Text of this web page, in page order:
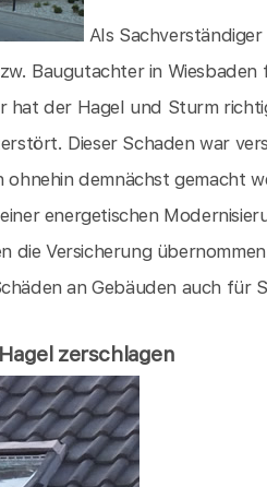
Als
Baugutachter in
hat der Hagel und Sturm
Dieser Schaden war
ohnehin demnächst gemacht
energetischen
die Versicherung
an Gebäuden auch für
zerschlagen